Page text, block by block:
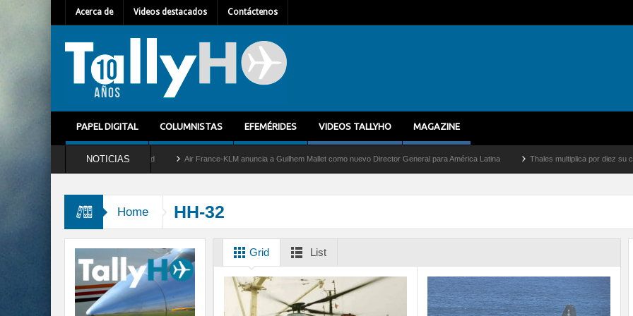
Acerca de Videos destacados Contáctenos
PAPEL DIGITAL COLUMNISTAS EFEMÉRIDES VIDEOS TALLYHO MAGAZINE
NOTICIAS
del servicio al C-2 Greyhound Air France-KLM anuncia a Guilhem Mallet como nuevo Director General para América Latina Thales multiplica por diez su
Home HH-32
Grid List